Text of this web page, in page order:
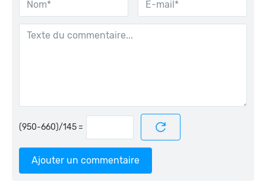
=
Ajouter un commentaire